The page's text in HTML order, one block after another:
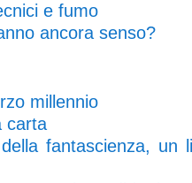
e fumo
ancora senso?
millennio
carta
fantascienza, un